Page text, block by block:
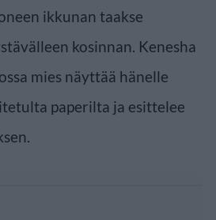
ikkunan taakse
kosinnan. Kenesha
mies näyttää hänelle
paperilta ja esittelee